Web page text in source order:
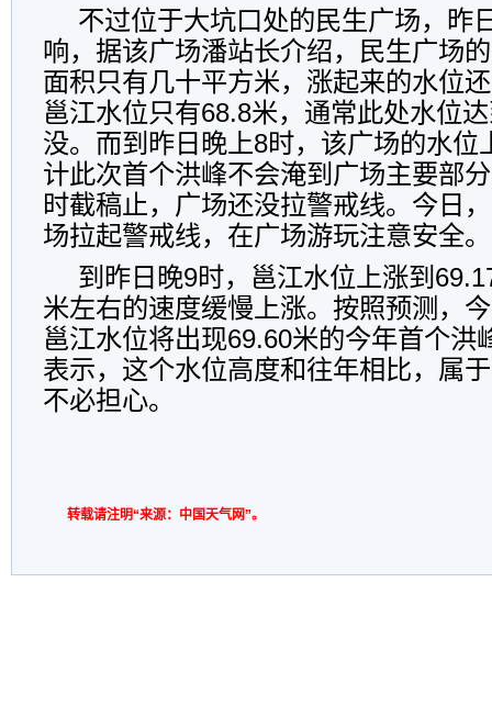
不过位于大坑口处的民生广场，昨
响，据该广场潘站长介绍，民生广场
面积只有几十平方米，涨起来的水位
邕江水位只有68.8米，通常此处水位
没。而到昨日晚上8时，该广场的水位
计此次首个洪峰不会淹到广场主要部
时截稿止，广场还没拉警戒线。今日
场拉起警戒线，在广场游玩注意安全。
到昨日晚9时，邕江水位上涨到
米左右的速度缓慢上涨。按照预测，
邕江水位将出现69.60米的今年首个洪
表示，这个水位高度和往年相比，属
不必担心。
转载请注明“来源：中国天气网”。